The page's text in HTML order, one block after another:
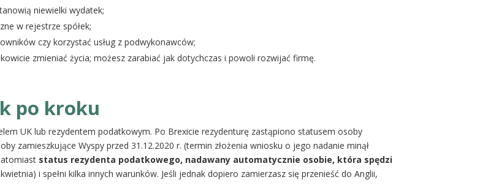
niewielki wydatek;
w rejestrze spółek;
czy korzystać usług z podwykonawców;
zmieniać życia; możesz zarabiać jak dotychczas i powoli rozwijać firmę.
po kroku
UK lub rezydentem podatkowym. Po Brexicie rezydenturę zastąpiono statusem osoby
zamieszkujące Wyspy przed 31.12.2020 r. (termin złożenia wniosku o jego nadanie minął
status rezydenta podatkowego, nadawany automatycznie osobie, która spędzi
i spełni kilka innych warunków. Jeśli jednak dopiero zamierzasz się przenieść do Anglii,